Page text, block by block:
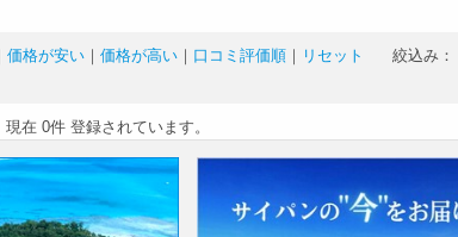
価格が安い ｜ 価格が高い ｜ 口コミ評価順 ｜ リセット 絞込み：
現在 0件 登録されています。